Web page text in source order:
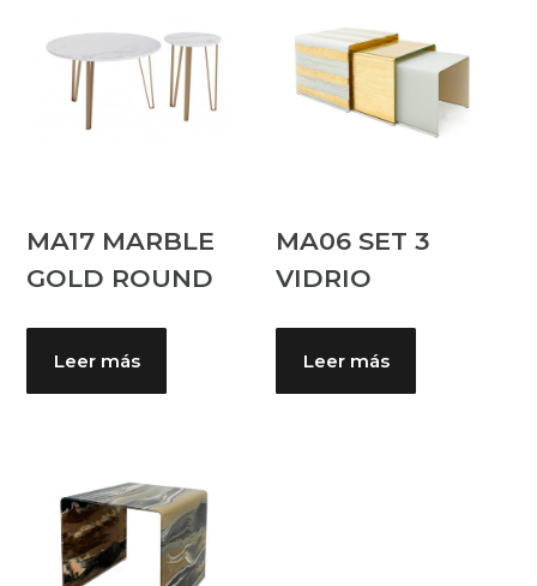
MA17 MARBLE
GOLD ROUND
Leer más
MA06 SET 3
VIDRIO
Leer más